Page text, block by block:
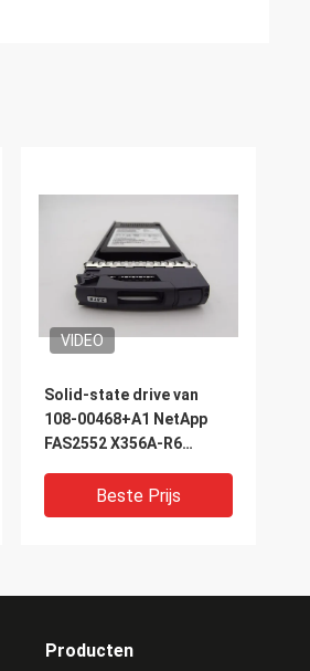
VIDEO
Solid-state drive van
108-00468+A1 NetApp
FAS2552 X356A-R6
Beste Prijs
Producten